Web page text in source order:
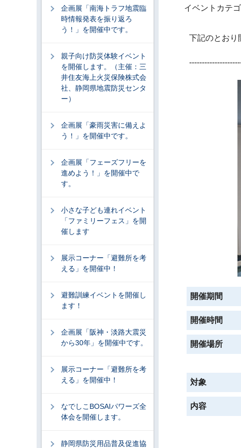
イベントカテゴ
下記のとおり
開催期間
開催時間
開催場所
対象
内容
企画展「南海トラフ地震臨
時情報発表を振り返ろ
う！」を開催中です。
親子向け防災体験イベント
を開催します。（主催：三
井住友海上火災保険株式会
社、静岡県地震防災センタ
ー）
企画展「豪雨災害に備えよ
う！」を開催中です。
企画展「フェーズフリーを
進めよう！」を開催中で
す。
小さな子ども連れイベント
「ファミリーフェス」を開
催します
展示コーナー「避難所を考
える」を開催中！
避難訓練イベントを開催し
ます！
企画展「阪神・淡路大震災
から30年」を開催中です。
展示コーナー「避難所を考
える」を開催中！
なでしこBOSAIパワーズ全
体会を開催します。
静岡県防災用品普及促進協